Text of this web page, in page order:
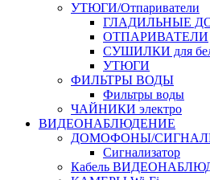
УТЮГИ/Отпариватели
ГЛАДИЛЬНЫЕ
ОТПАРИВАТЕЛИ
СУШИЛКИ для
УТЮГИ
ФИЛЬТРЫ ВОДЫ
Фильтры воды
ЧАЙНИКИ электро
ВИДЕОНАБЛЮДЕНИЕ
ДОМОФОНЫ/
Сигнализатор
Кабель